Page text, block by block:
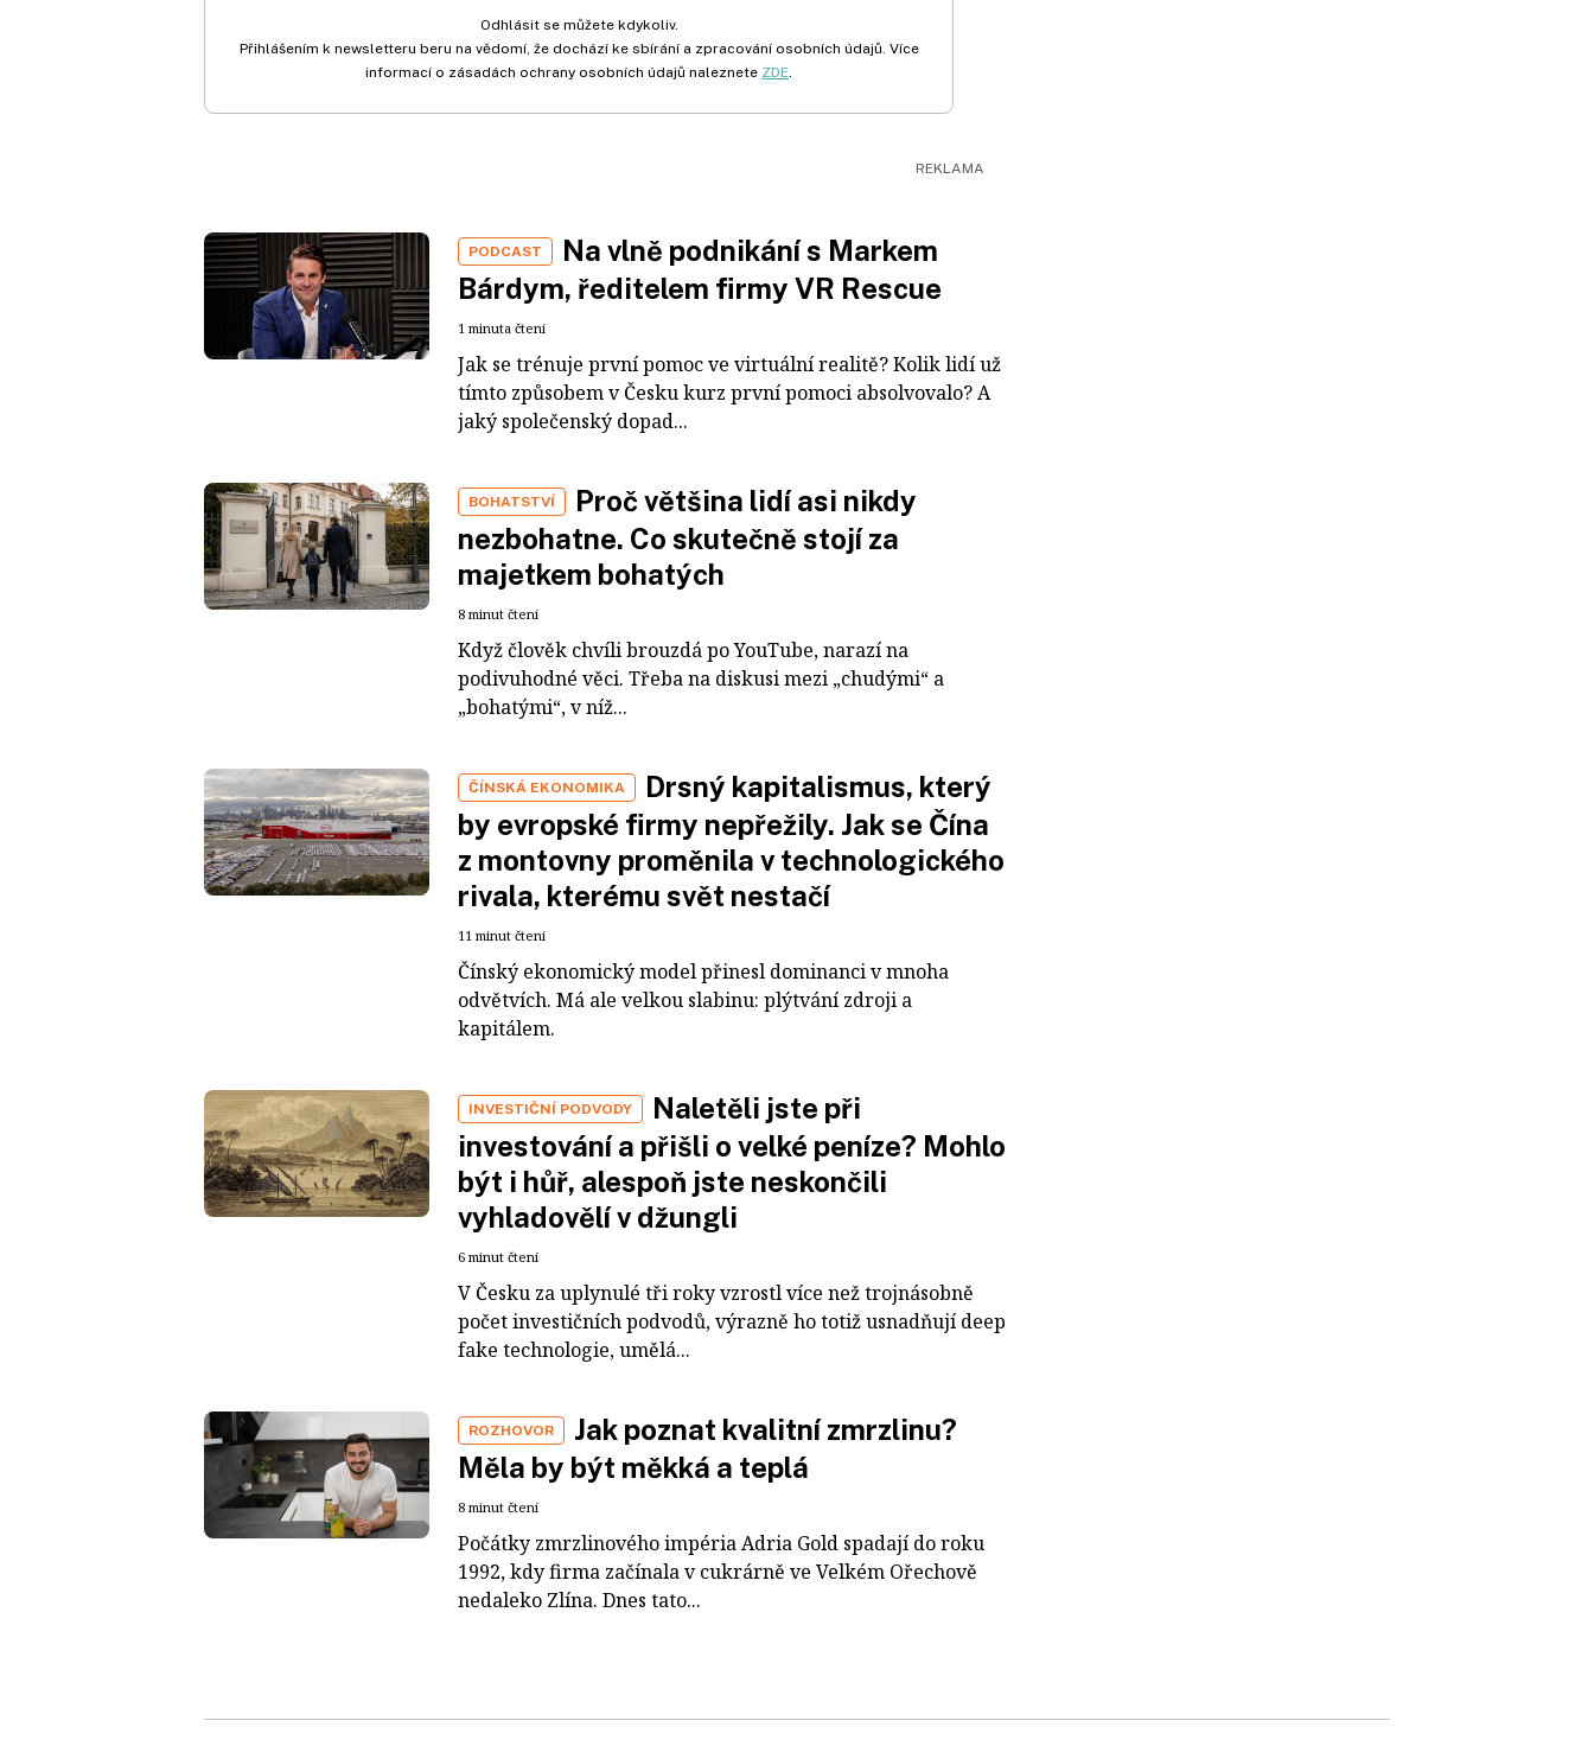
Odhlásit se můžete kdykoliv.
Přihlášením k newsletteru beru na vědomí, že dochází ke sbírání a zpracování osobních údajů. Více
informací o zásadách ochrany osobních údajů naleznete ZDE.
PODCAST
Na vlně podnikání s Markem
Bárdym, ředitelem firmy VR Rescue
1 minuta čtení
Jak se trénuje první pomoc ve virtuální realitě? Kolik lidí už
tímto způsobem v Česku kurz první pomoci absolvovalo? A
jaký společenský dopad...
BOHATSTVÍ
Proč většina lidí asi nikdy
nezbohatne. Co skutečně stojí za
majetkem bohatých
8 minut čtení
Když člověk chvíli brouzdá po YouTube, narazí na
podivuhodné věci. Třeba na diskusi mezi „chudými“ a
„bohatými“, v níž...
ČÍNSKÁ EKONOMIKA
Drsný kapitalismus, který
by evropské firmy nepřežily. Jak se Čína
z montovny proměnila v technologického
rivala, kterému svět nestačí
11 minut čtení
Čínský ekonomický model přinesl dominanci v mnoha
odvětvích. Má ale velkou slabinu: plýtvání zdroji a
kapitálem.
INVESTIČNÍ PODVODY
Naletěli jste při
investování a přišli o velké peníze? Mohlo
být i hůř, alespoň jste neskončili
vyhladovělí v džungli
6 minut čtení
V Česku za uplynulé tři roky vzrostl více než trojnásobně
počet investičních podvodů, výrazně ho totiž usnadňují deep
fake technologie, umělá...
ROZHOVOR
Jak poznat kvalitní zmrzlinu?
Měla by být měkká a teplá
8 minut čtení
Počátky zmrzlinového impéria Adria Gold spadají do roku
1992, kdy firma začínala v cukrárně ve Velkém Ořechově
nedaleko Zlína. Dnes tato...